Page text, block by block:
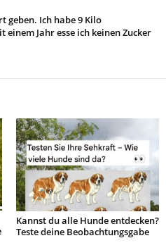
geben. Ich habe 9 Kilo
einem Jahr esse ich keinen Zucker
Kannst du alle Hunde entdecken?
Teste deine Beobachtungsgabe